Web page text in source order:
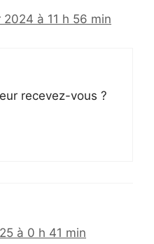
à 11 h 56 min
recevez-vous ?
à 0 h 41 min